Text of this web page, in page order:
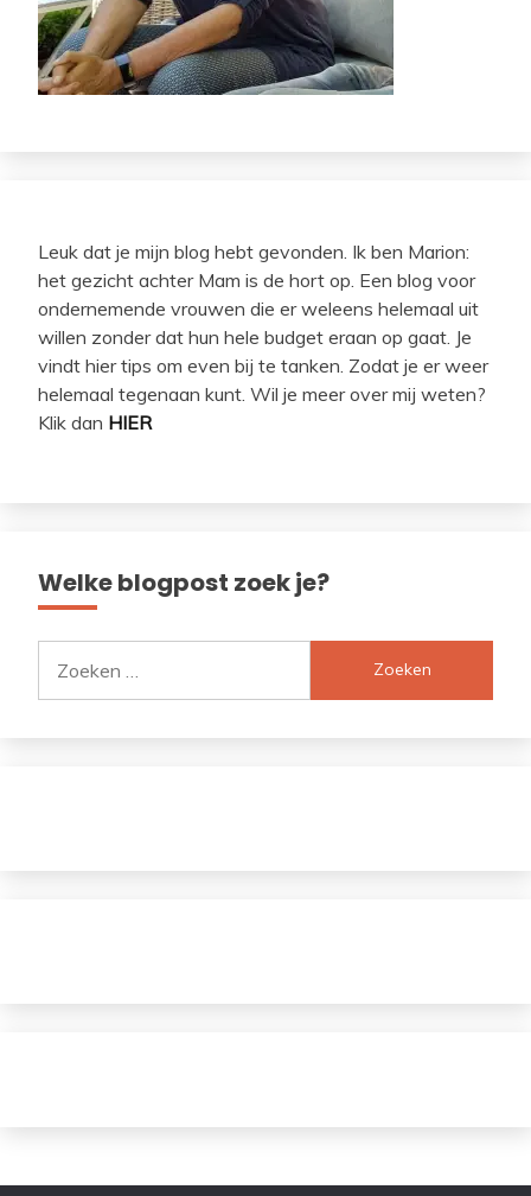
Leuk dat je mijn blog hebt gevonden. Ik ben Marion:
het gezicht achter Mam is de hort op. Een blog voor
ondernemende vrouwen die er weleens helemaal uit
willen zonder dat hun hele budget eraan op gaat. Je
vindt hier tips om even bij te tanken. Zodat je er weer
helemaal tegenaan kunt. Wil je meer over mij weten?
Klik dan HIER
Welke blogpost zoek je?
naar: